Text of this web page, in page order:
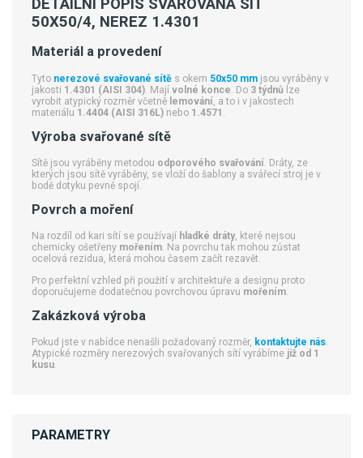
DETAILNÍ POPIS SVAŘOVANÁ SÍŤ
50X50/4, NEREZ 1.4301
Materiál a provedení
Tyto nerezové svařované sítě s okem 50x50 mm jsou vyráběny v
jakosti 1.4301 (AISI 304) . Majívolné konce . Do 3 týdnů lze
vyrobit atypický rozměr včetně lemování , a to i v jakostech
materiálu 1.4404 (AISI 316L) nebo 1.4571
Výroba svařované sítě
Sítě jsou vyráběny metodou odporového svařování. Dráty, ze
kterých jsou sítě vyráběny, se vloží do šablony a svářecí stroj je v
bodě dotyku pevně spojí.
Povrch a moření
Na rozdíl od kari sítí se používají hladké dráty, které nejsou
chemicky ošetřeny mořením. Na povrchu tak mohou zůstat
ocelová rezidua, která mohou časem začít rezavět.
Pro perfektní vzhled při použití v architektuře a designu proto
doporučujeme dodatečnou povrchovou úpravu mořením.
Zakázková výroba
Pokud jste v nabídce nenašli požadovaný rozměr, kontaktujte nás.
Atypické rozměry nerezových svařovaných sítí vyrábíme již od 1
kusu.
PARAMETRY